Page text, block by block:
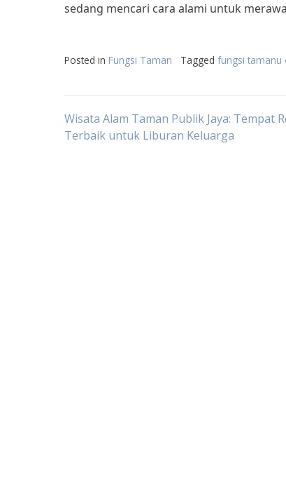
sedang mencari cara alami untuk
Posted in Fungsi Taman Tagged fungsi tamanu
Post
Wisata Alam Taman Publik Jaya: Tempat
Terbaik untuk Liburan Keluarga